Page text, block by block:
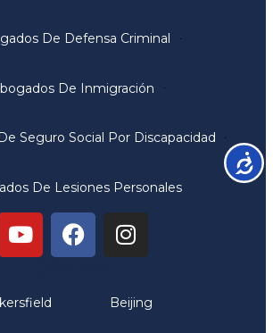
De Defensa Criminal
De Inmigración
Seguro Social Por Discapacidad
De Lesiones Personales
Beijing